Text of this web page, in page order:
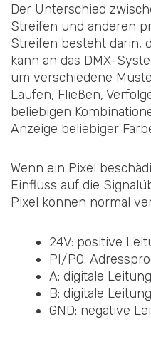
Der Unterschied
Streifen und anderen
Streifen besteht darin,
kann an das DMX-
um verschiedene
Laufen, Fließen,
beliebigen
Anzeige beliebiger
Wenn ein Pixel
Einfluss auf die
Pixel können normal
24V: positive
PI/PO:
A: digitale Leitung
B: digitale Leitung
GND: negative